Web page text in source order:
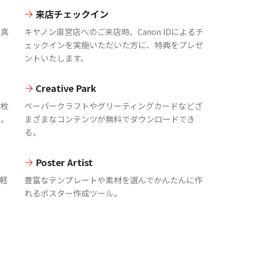
来店チェックイン
キヤノン直営店へのご来店時、Canon IDによるチ
ェックインを実施いただいた方に、特典をプレゼ
ントいたします。
Creative Park
ペーパークラフトやグリーティングカードなどざ
まざまなコンテンツが無料でダウンロードでき
る。
Poster Artist
豊富なテンプレートや素材を選んでかんたんに作
れるポスター作成ツール。